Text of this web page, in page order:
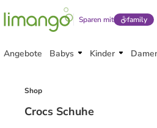
Sparen mit family
Angebote Babys Kinder
Shop
Crocs Schuhe